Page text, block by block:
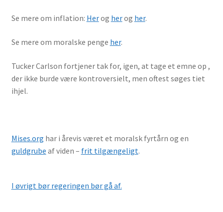
Se mere om inflation: Herog herog her.
Se mere om moralske penge her.
Tucker Carlson fortjener tak for, igen, at tage et emne op ,
der ikke burde være kontroversielt, men oftest søges tiet
ihjel.
Mises.org har i årevis været et moralsk fyrtårn og en
guldgrube af viden – frit tilgængeligt.
I øvrigt bør regeringen bør gå af.